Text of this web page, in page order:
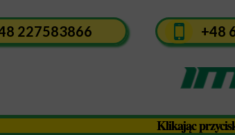
227583866 +48
Klikając